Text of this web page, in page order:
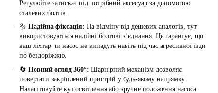
Регулюйте затискач під потрібний аксесуар за допомогою
сталевих болтів.
🔩 Надійна фіксація: На відміну від дешевих аналогів, тут
використовуються надійні болтові з’єднання. Це гарантує, що
ваш ліхтар чи насос не випадуть навіть під час агресивної їзди
по бездоріжжю.
🔄 Повний огляд 360°: Шарнірний механізм дозволяє
повертати закріплений пристрій у будь-якому напрямку.
Налаштовуйте кут освітлення або зручне положення насоса